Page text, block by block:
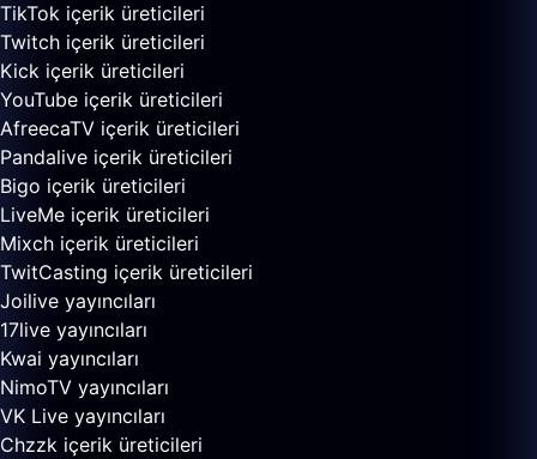
TikTok içerik üreticileri
Twitch içerik üreticileri
Kick içerik üreticileri
YouTube içerik üreticileri
AfreecaTV içerik üreticileri
Pandalive içerik üreticileri
Bigo içerik üreticileri
LiveMe içerik üreticileri
Mixch içerik üreticileri
TwitCasting içerik üreticileri
Joilive yayıncıları
17live yayıncıları
Kwai yayıncıları
NimoTV yayıncıları
VK Live yayıncıları
Chzzk içerik üreticileri